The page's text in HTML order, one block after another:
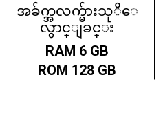
အခ်က္အလက္မ်ားသုိေ
လွာင္ျခင္း
RAM 6 GB
ROM 128 GB